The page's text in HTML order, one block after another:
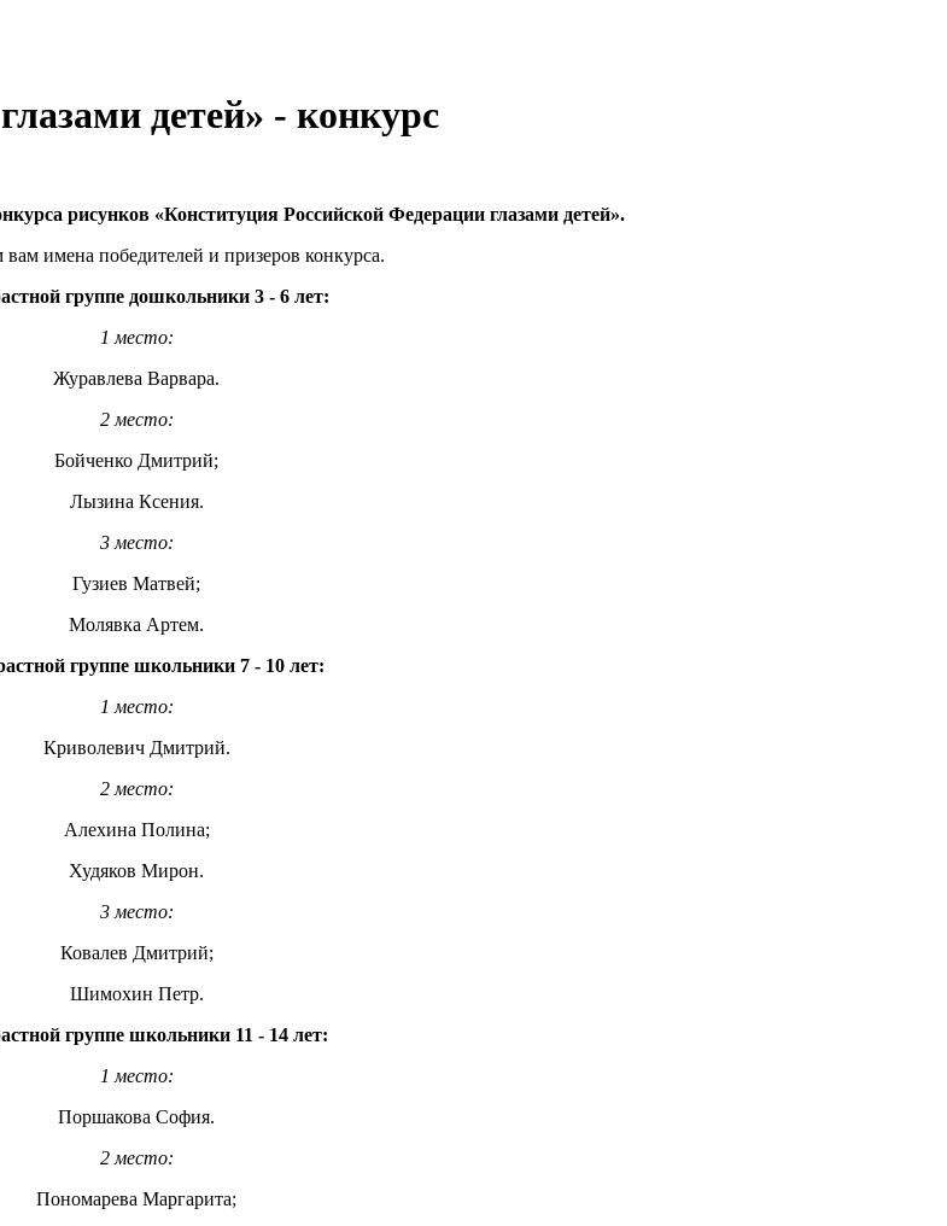
детей» - конкурс
рисунков «Конституция Российской Федерации глазами детей».
вам имена победителей и призеров конкурса.
группе дошкольники 3 - 6 лет:
1 место:
Журавлева Варвара.
2 место:
Бойченко Дмитрий;
Лызина Ксения.
3 место:
Гузиев Матвей;
Молявка Артем.
группе школьники 7 - 10 лет:
1 место:
Криволевич Дмитрий.
2 место:
Алехина Полина;
Худяков Мирон.
3 место:
Ковалев Дмитрий;
Шимохин Петр.
группе школьники 11 - 14 лет:
1 место:
Поршакова София.
2 место:
Пономарева Маргарита;